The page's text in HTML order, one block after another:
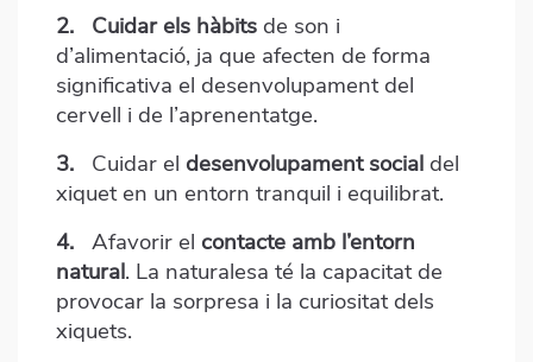
2.
Cuidar els hàbits de son i
d’alimentació, ja que afecten de forma
significativa el desenvolupament del
cervell i de l’aprenentatge.
3.
Cuidar el desenvolupament social del
xiquet en un entorn tranquil i equilibrat.
4. Afavorir el contacte amb l’entorn
natural. La naturalesa té la capacitat de
provocar la sorpresa i la curiositat dels
xiquets.